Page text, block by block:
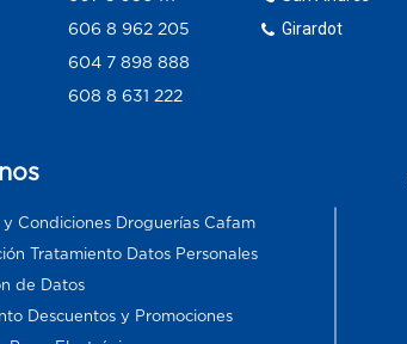
606 8 962 205
604 7 898 888
608 8 631 222
Girardot
y Condiciones Droguerías Cafam
Tratamiento Datos Personales
de Datos
Descuentos y Promociones